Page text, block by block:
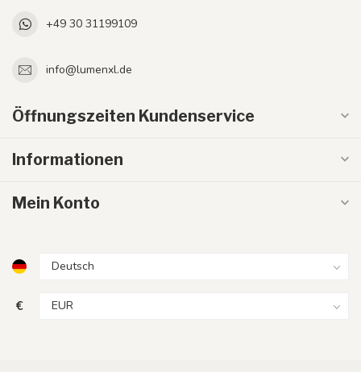
+49 30 31199109
info@lumenxl.de
Öffnungszeiten Kundenservice
Informationen
Mein Konto
€